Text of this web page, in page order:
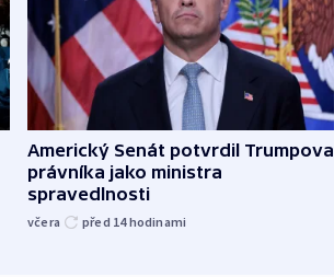
Americký Senát potvrdil Trumpova
právníka jako ministra
spravedlnosti
včera před 14hodinami